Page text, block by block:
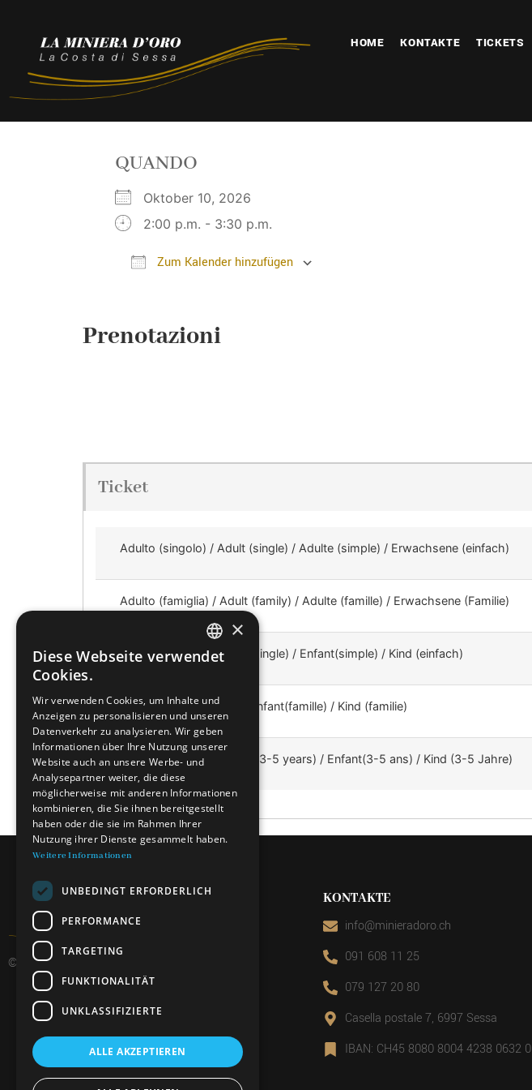
HOME KONTAKTE TICKETS
QUANDO
Oktober 10, 2026
2:00 p.m. - 3:30 p.m.
Zum Kalender hinzufügen
Prenotazioni
Ticket
Adulto (singolo) / Adult (single) / Adulte (simple) / Erwachsene (einfach)
Adulto (famiglia) / Adult (family) / Adulte (famille) / Erwachsene (Familie)
Ragazzo (singolo) / Kid (single) / Enfant(simple) / Kind (einfach)
Ragazzo / Kid (family) / Enfant(famille) / Kind (familie)
Bambino (3-5 anni) / Kid (3-5 years) / Enfant(3-5 ans) / Kind (3-5 Jahre)
© 2026 Miniera d’oro di Sessa
KONTAKTE
info@minieradoro.ch
091 608 11 25
079 127 20 80
Casella postale 7, 6997 Sessa
IBAN: CH45 8080 8004 4238 0632 0
ITALIAN
GERMAN
ENGLISH
×
Diese Webseite verwendet
Cookies.
Wir verwenden Cookies, um Inhalte und
Anzeigen zu personalisieren und unseren
Datenverkehr zu analysieren. Wir geben
Informationen über Ihre Nutzung unserer
Website auch an unsere Werbe- und
Analysepartner weiter, die diese
möglicherweise mit anderen Informationen
kombinieren, die Sie ihnen bereitgestellt
haben oder die sie im Rahmen Ihrer
Nutzung ihrer Dienste gesammelt haben.
Weitere Informationen
UNBEDINGT ERFORDERLICH
PERFORMANCE
TARGETING
FUNKTIONALITÄT
UNKLASSIFIZIERTE
ALLE AKZEPTIEREN